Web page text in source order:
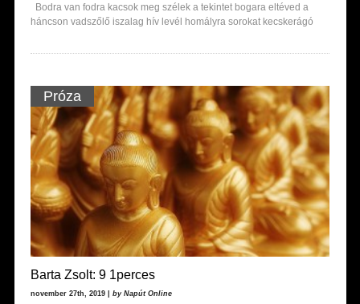
Bodra van fodra kacsok meg szélek a tekintet bogara eltéved a
háncson vadszőlő iszalag hív levél homályra sorokat kecskerágó
Próza
Barta Zsolt: 9 1perces
november 27th, 2019 | by Napút Online